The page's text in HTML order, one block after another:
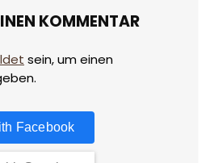
KOMMENTAR
sein, um einen
Facebook